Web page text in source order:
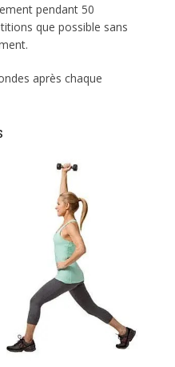
pendant 50
que possible sans
après chaque